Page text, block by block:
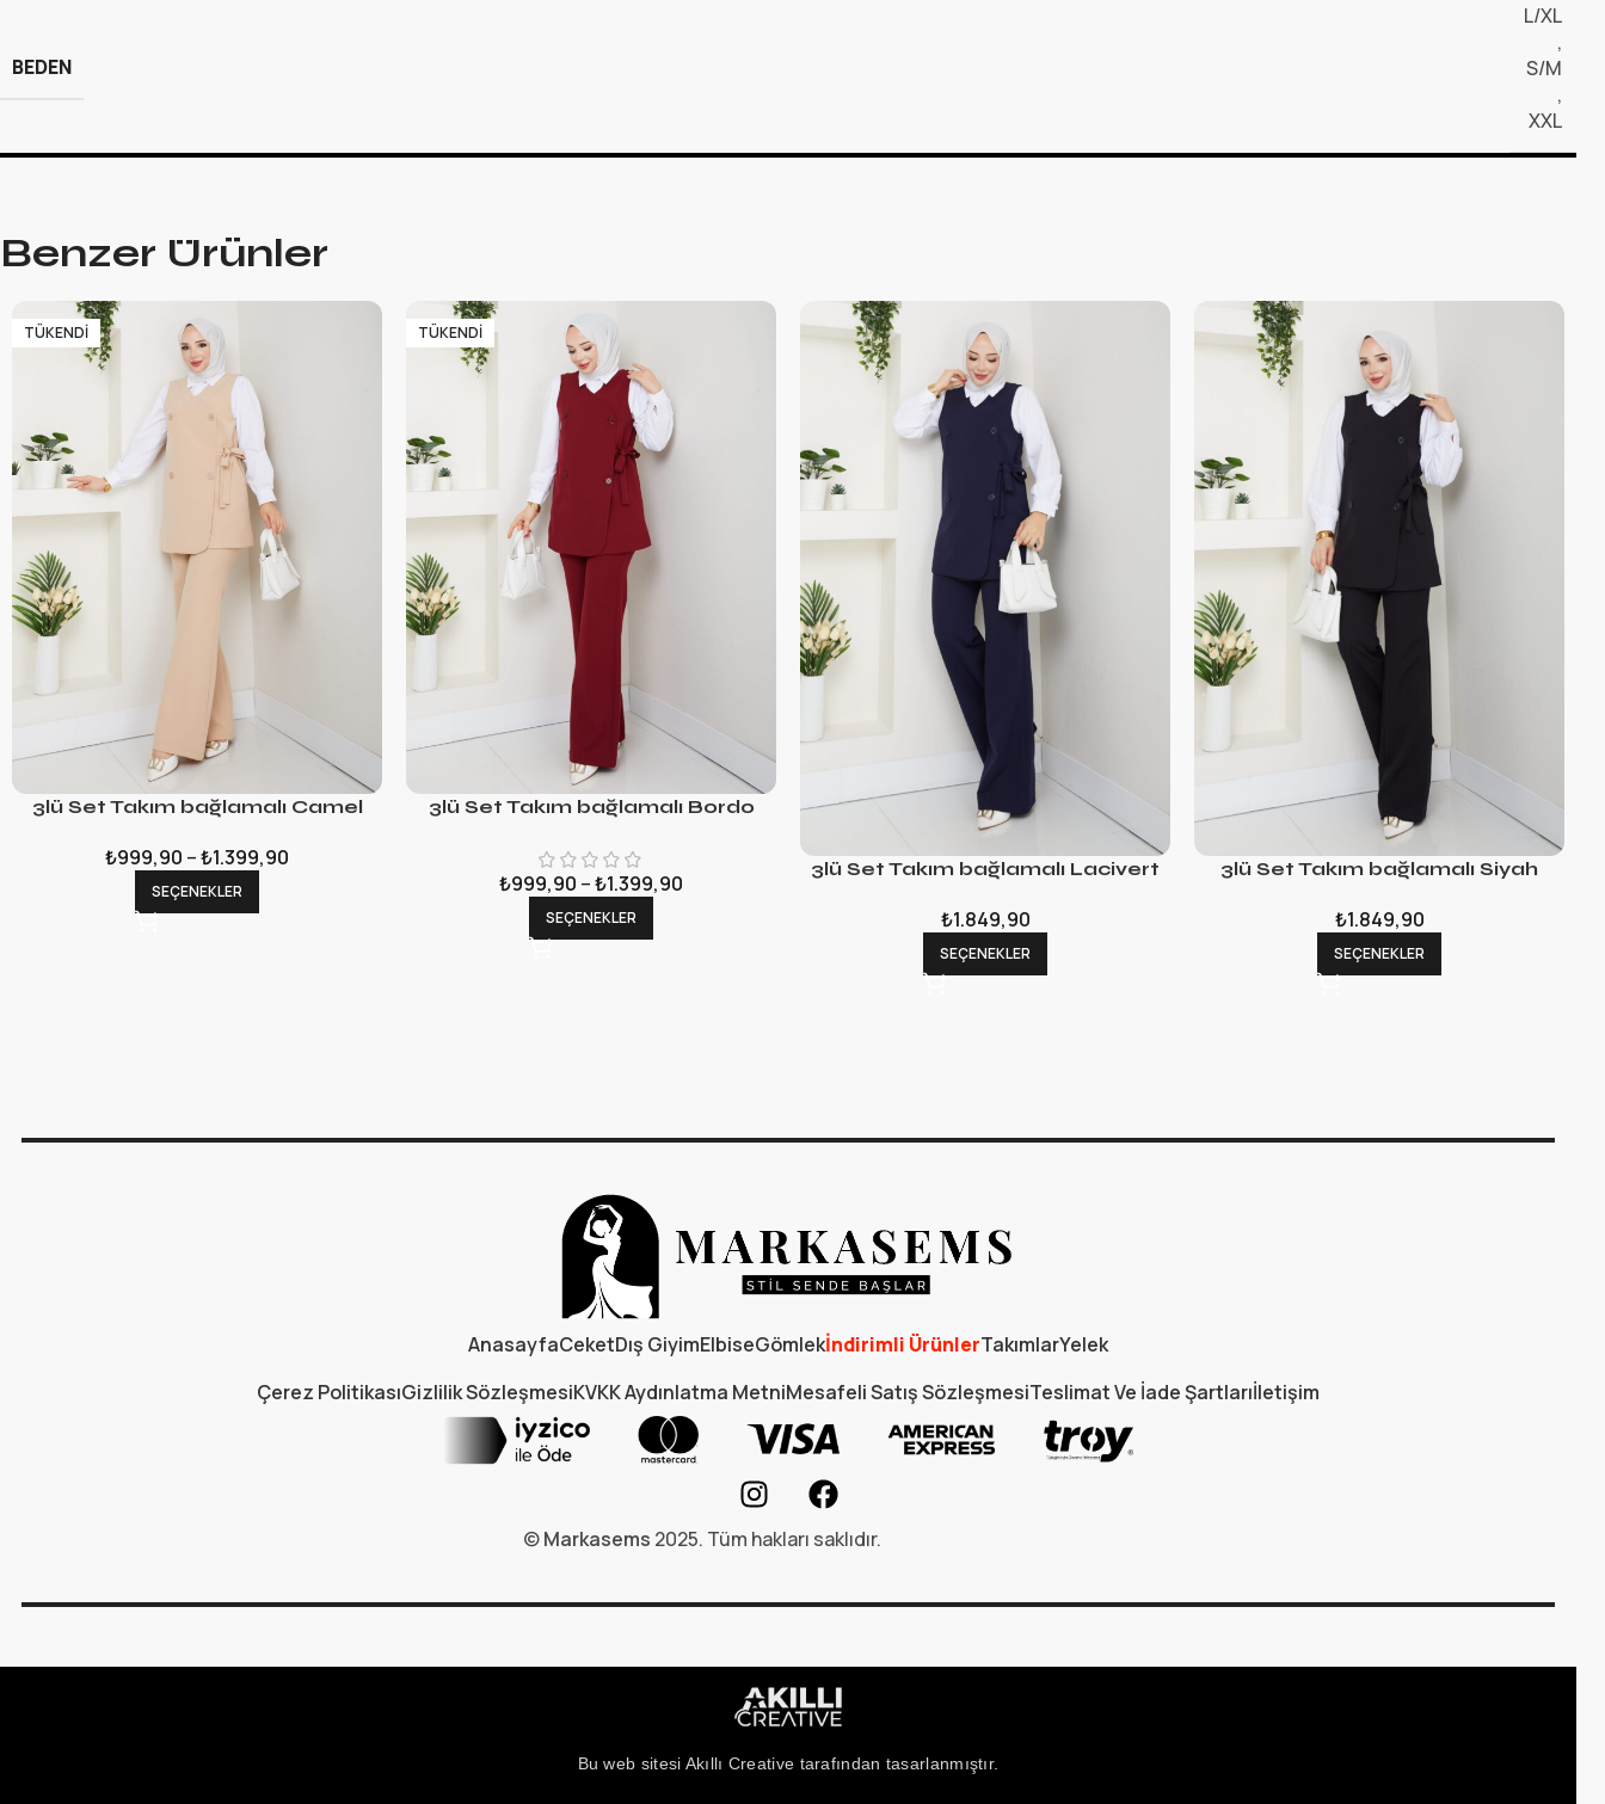
BEDEN
L/XL
,
S/M
,
XXL
Benzer Ürünler
TÜKENDI
3lü Set Takım bağlamalı Camel
₺999,90 –₺1.399,90
SEÇENEKLER
TÜKENDI
3lü Set Takım bağlamalı Bordo
₺999,90 –₺1.399,90
SEÇENEKLER
3lü Set Takım bağlamalı Lacivert
₺1.849,90
SEÇENEKLER
3lü Set Takım bağlamalı Siyah
₺1.849,90
SEÇENEKLER
AnasayfaCeketDış GiyimElbiseGömlekİndirimli ÜrünlerTakımlarYelek
Çerez PolitikasıGizlilik SözleşmesiKVKK Aydınlatma MetniMesafeli Satış SözleşmesiTeslimat Ve İade Şartlarıİletişim
©Markasems 2025. Tüm hakları saklıdır.
Bu web sitesi Akıllı Creative tarafından tasarlanmıştır.